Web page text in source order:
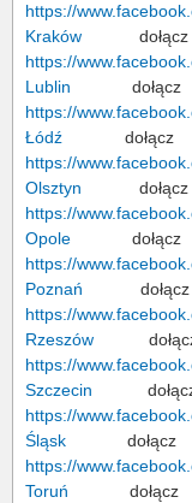
https://
Kraków
https://
Lublin
https://
Łódź dołącz
https://
Olsztyn
https://
Opole
https://
Poznań
https://
Rzeszów
https://
Szczecin
https://
Śląsk dołącz
https://
Toruń